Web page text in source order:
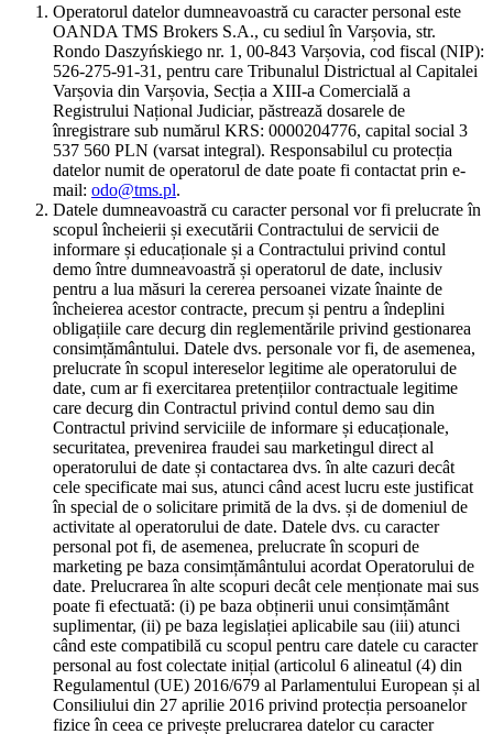
Operatorul datelor dumneavoastră cu caracter personal este
OANDA TMS Brokers S.A., cu sediul în Varșovia, str.
Rondo Daszyńskiego nr. 1, 00-843 Varșovia, cod fiscal (NIP):
526-275-91-31, pentru care Tribunalul Districtual al Capitalei
Varșovia din Varșovia, Secția a XIII-a Comercială a
Registrului Național Judiciar, păstrează dosarele de
înregistrare sub numărul KRS: 0000204776, capital social 3
537 560 PLN (varsat integral). Responsabilul cu protecția
datelor numit de operatorul de date poate fi contactat prin e-
mail: odo@tms.pl.
Datele dumneavoastră cu caracter personal vor fi prelucrate în
scopul încheierii și executării Contractului de servicii de
informare și educaționale și a Contractului privind contul
demo între dumneavoastră și operatorul de date, inclusiv
pentru a lua măsuri la cererea persoanei vizate înainte de
încheierea acestor contracte, precum și pentru a îndeplini
obligațiile care decurg din reglementările privind gestionarea
consimțământului. Datele dvs. personale vor fi, de asemenea,
prelucrate în scopul intereselor legitime ale operatorului de
date, cum ar fi exercitarea pretențiilor contractuale legitime
care decurg din Contractul privind contul demo sau din
Contractul privind serviciile de informare și educaționale,
securitatea, prevenirea fraudei sau marketingul direct al
operatorului de date și contactarea dvs. în alte cazuri decât
cele specificate mai sus, atunci când acest lucru este justificat
în special de o solicitare primită de la dvs. și de domeniul de
activitate al operatorului de date. Datele dvs. cu caracter
personal pot fi, de asemenea, prelucrate în scopuri de
marketing pe baza consimțământului acordat Operatorului de
date. Prelucrarea în alte scopuri decât cele menționate mai sus
poate fi efectuată: (i) pe baza obținerii unui consimțământ
suplimentar, (ii) pe baza legislației aplicabile sau (iii) atunci
când este compatibilă cu scopul pentru care datele cu caracter
personal au fost colectate inițial (articolul 6 alineatul (4) din
Regulamentul (UE) 2016/679 al Parlamentului European și al
Consiliului din 27 aprilie 2016 privind protecția persoanelor
fizice în ceea ce privește prelucrarea datelor cu caracter